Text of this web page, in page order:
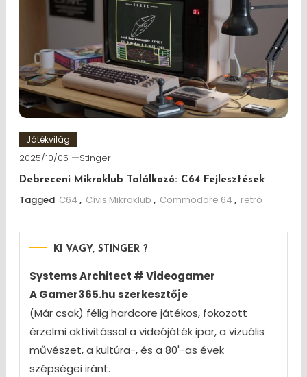
Játékvilág
2025/10/05 Stinger
Debreceni Mikroklub Találkozó: C64 Fejlesztések
Tagged C64 , Cívis Mikroklub , Commodore 64 , retró
KI VAGY, STINGER ?
Systems Architect # Videogamer
A Gamer365.hu szerkesztője
(Már csak) félig hardcore játékos, fokozott
érzelmi aktivitással a videójáték ipar, a vizuális
művészet, a kultúra-, és a 80'-as évek
szépségei iránt.